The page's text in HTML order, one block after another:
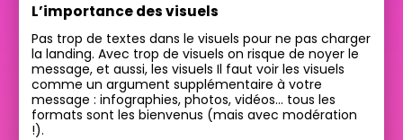
L’importance des visuels
Pas trop de textes dans le visuels pour ne pas charger
la landing. Avec trop de visuels on risque de noyer le
message, et aussi, les visuels Il faut voir les visuels
comme un argument supplémentaire à votre
message : infographies, photos, vidéos… tous les
formats sont les bienvenus (mais avec modération
!).